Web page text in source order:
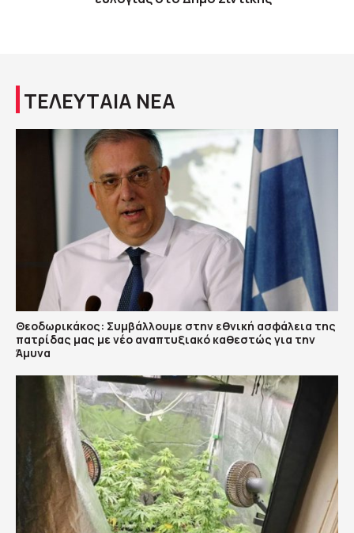
ΤΕΛΕΥΤΑΙΑ ΝΕΑ
Θεοδωρικάκος: Συμβάλλουμε στην εθνική ασφάλεια της
πατρίδας μας με νέο αναπτυξιακό καθεστώς για την
Άμυνα